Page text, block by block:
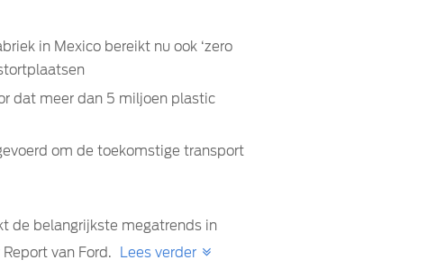
in Mexico bereikt nu ook ‘zero
dat meer dan 5 miljoen plastic
om de toekomstige transport
de belangrijkste megatrends in
van Ford.
Lees verder